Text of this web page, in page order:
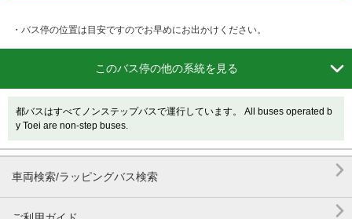
・バス停の位置は目安ですのでお早めにお出かけください。
このバス停の他の系統を見る 
都バスはすべてノンステップバスで運行しています。 All buses operated b
y Toei are non-step buses.
車両検索/ラッピングバス検索 
